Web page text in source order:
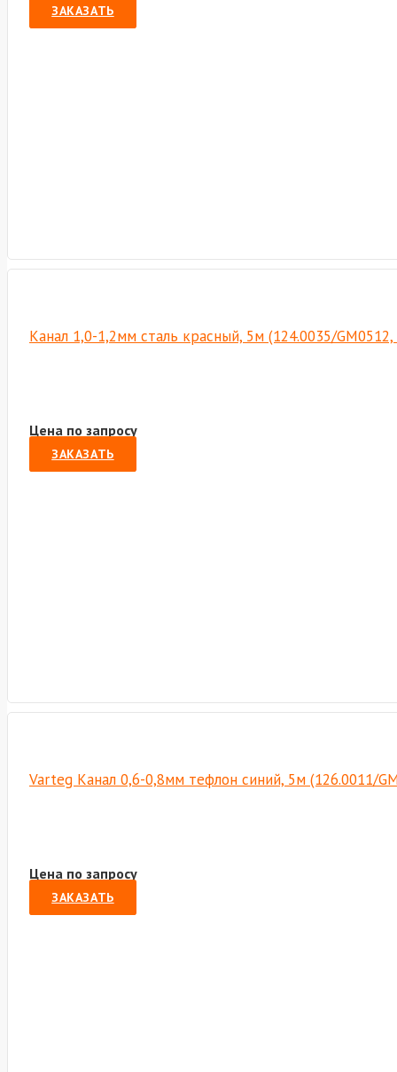
ЗАКАЗАТЬ
Канал 1,0-1,2мм сталь красный, 5м (124.0035/
Цена по запросу
ЗАКАЗАТЬ
Varteg Канал 0,6-0,8мм тефлон синий, 5м (126.0011/
Цена по запросу
ЗАКАЗАТЬ